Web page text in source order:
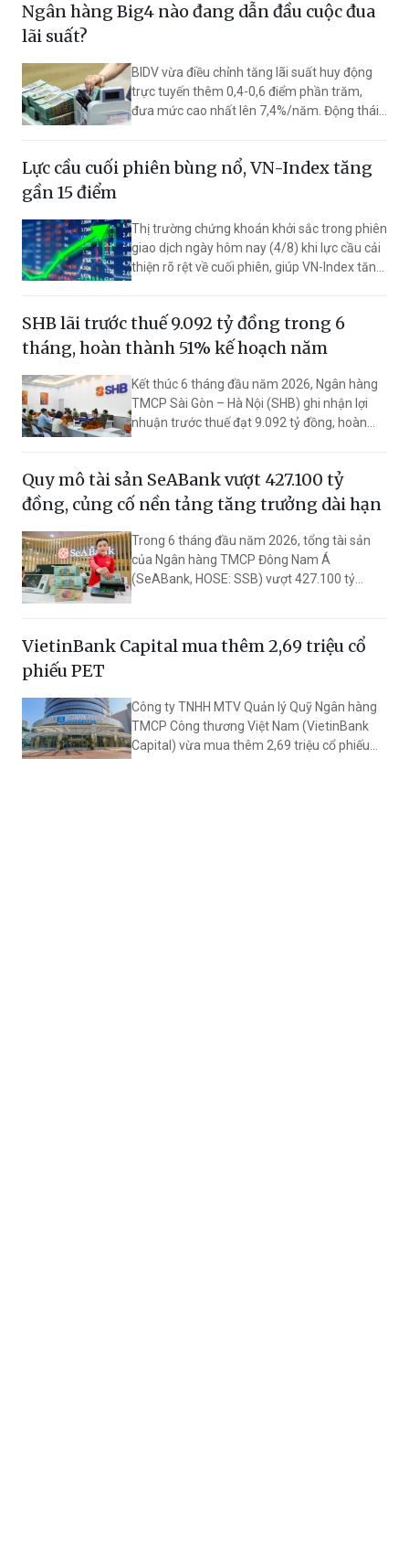
Ngân hàng Big4 nào đang dẫn đầu cuộc đua
lãi suất?
BIDV vừa điều chỉnh tăng lãi suất huy động
trực tuyến thêm 0,4-0,6 điểm phần trăm,
đưa mức cao nhất lên 7,4%/năm. Động thái
có lãi suất huy động cao nhất trong nhóm
Lực cầu cuối phiên bùng nổ, VN-Index tăng
gần 15 điểm
Thị trường chứng khoán khởi sắc trong phiên
giao dịch ngày hôm nay (4/8) khi lực cầu cải
thiện rõ rệt về cuối phiên, giúp VN-Index tăng
ngày (MA200) quanh vùng 1.773 điểm – một
tín hiệu kỹ thuật tích cực đối với xu hướng
SHB lãi trước thuế 9.092 tỷ đồng trong 6
tháng, hoàn thành 51% kế hoạch năm
Kết thúc 6 tháng đầu năm 2026, Ngân hàng
TMCP Sài Gòn – Hà Nội (SHB) ghi nhận lợi
nhuận trước thuế đạt 9.092 tỷ đồng, hoàn
Quy mô tài sản SeABank vượt 427.100 tỷ
đồng, củng cố nền tảng tăng trưởng dài hạn
Trong 6 tháng đầu năm 2026, tổng tài sản
của Ngân hàng TMCP Đông Nam Á
(SeABank, HOSE: SSB) vượt 427.100 tỷ
giảm mặt bằng lãi suất để hỗ trợ nền kinh tế,
SeABank tiếp tục duy trì hoạt động hiệu quả,
VietinBank Capital mua thêm 2,69 triệu cổ
phiếu PET
Công ty TNHH MTV Quản lý Quỹ Ngân hàng
TMCP Công thương Việt Nam (VietinBank
Capital) vừa mua thêm 2,69 triệu cổ phiếu